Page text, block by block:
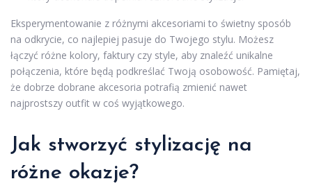
Eksperymentowanie z różnymi akcesoriami to świetny sposób
na odkrycie, co najlepiej pasuje do Twojego stylu. Możesz
łączyć różne kolory, faktury czy style, aby znaleźć unikalne
połączenia, które będą podkreślać Twoją osobowość. Pamiętaj,
że dobrze dobrane akcesoria potrafią zmienić nawet
najprostszy outfit w coś wyjątkowego.
Jak stworzyć stylizację na
różne okazje?